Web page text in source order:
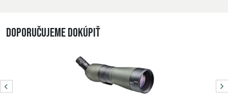
Doporučujeme dokúpiť